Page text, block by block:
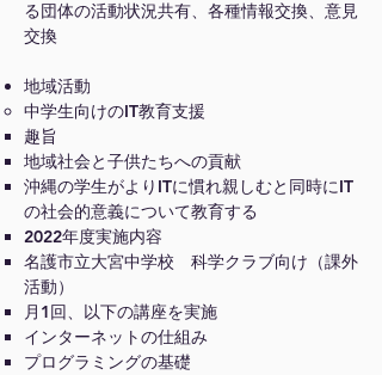
る団体の活動状況共有、各種情報交換、意見
交換
地域活動
中学生向けのIT教育支援
趣旨
地域社会と子供たちへの貢献
沖縄の学生がよりITに慣れ親しむと同時にIT
の社会的意義について教育する
2022年度実施内容
名護市立大宮中学校 科学クラブ向け（課外
活動）
月1回、以下の講座を実施
インターネットの仕組み
プログラミングの基礎